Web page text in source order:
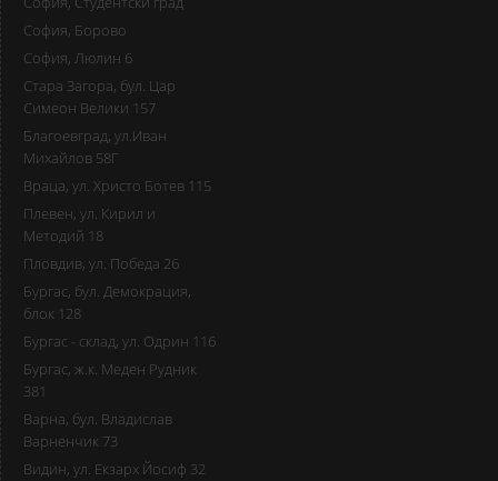
София, Борово
София, Люлин 6
Стара Загора, бул. Цар
Симеон Велики 157
Благоевград, ул.Иван
Михайлов 58Г
Враца, ул. Христо Ботев 115
Плевен, ул. Кирил и
Методий 18
Пловдив, ул. Победа 26
Бургас, бул. Демокрация,
блок 128
Бургас - склад, ул. Одрин 116
Бургас, ж.к. Меден Рудник
381
Варна, бул. Владислав
Варненчик 73
Видин, ул. Екзарх Йосиф 32